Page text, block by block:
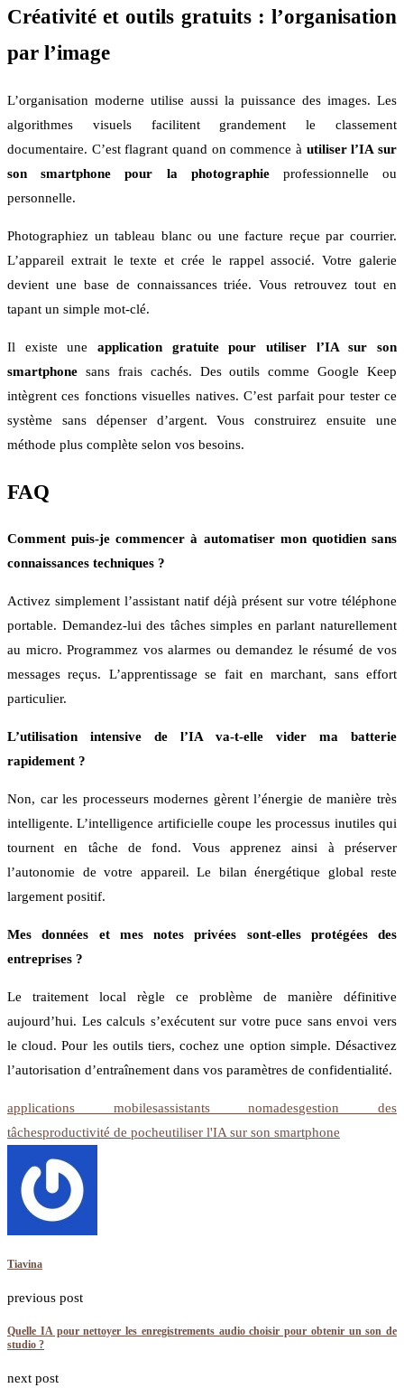
Créativité et outils gratuits : l’organisation
par l’image
L’organisation moderne utilise aussi la puissance des images. Les
algorithmes visuels facilitent grandement le classement
documentaire. C’est flagrant quand on commence à utiliser l’IA sur
son smartphone pour la photographieprofessionnelle ou
personnelle.
Photographiez un tableau blanc ou une facture reçue par courrier.
L’appareil extrait le texte et crée le rappel associé. Votre galerie
devient une base de connaissances triée. Vous retrouvez tout en
tapant un simple mot-clé.
Il existe une application gratuite pour utiliser l’IA sur son
smartphone sans frais cachés. Des outils comme Google Keep
intègrent ces fonctions visuelles natives. C’est parfait pour tester ce
système sans dépenser d’argent. Vous construirez ensuite une
méthode plus complète selon vos besoins.
FAQ
Comment puis-je commencer à automatiser mon quotidien sans
connaissances techniques ?
Activez simplement l’assistant natif déjà présent sur votre téléphone
portable. Demandez-lui des tâches simples en parlant naturellement
au micro. Programmez vos alarmes ou demandez le résumé de vos
messages reçus. L’apprentissage se fait en marchant, sans effort
particulier.
L’utilisation intensive de l’IA va-t-elle vider ma batterie
rapidement ?
Non, car les processeurs modernes gèrent l’énergie de manière très
intelligente. L’intelligence artificielle coupe les processus inutiles qui
tournent en tâche de fond. Vous apprenez ainsi à préserver
l’autonomie de votre appareil. Le bilan énergétique global reste
largement positif.
Mes données et mes notes privées sont-elles protégées des
entreprises ?
Le traitement local règle ce problème de manière définitive
aujourd’hui. Les calculs s’exécutent sur votre puce sans envoi vers
le cloud. Pour les outils tiers, cochez une option simple. Désactivez
l’autorisation d’entraînement dans vos paramètres de confidentialité.
applications mobilesassistants nomadesgestion des
tâchesproductivité de pocheutiliser l'IA sur son smartphone
Tiavina
previous post
Quelle IA pour nettoyer les enregistrements audio choisir pour obtenir un son de
studio ?
next post